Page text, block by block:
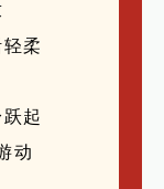
柔
起
动